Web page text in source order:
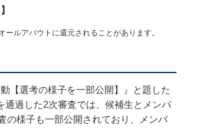
ルアバウトに還元されることがあります。
【選考の様子を一部公開】』と題した
過した2次審査では、候補生とメンバ
の様子も一部公開されており、メンバ